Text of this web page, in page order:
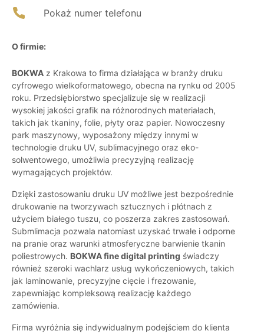
Pokaż numer telefonu
O firmie:
BOKWA z Krakowa to firma działająca w branży druku
cyfrowego wielkoformatowego, obecna na rynku od 2005
roku. Przedsiębiorstwo specjalizuje się w realizacji
wysokiej jakości grafik na różnorodnych materiałach,
takich jak tkaniny, folie, płyty oraz papier. Nowoczesny
park maszynowy, wyposażony między innymi w
technologie druku UV, sublimacyjnego oraz eko-
solwentowego, umożliwia precyzyjną realizację
wymagających projektów.
Dzięki zastosowaniu druku UV możliwe jest bezpośrednie
drukowanie na tworzywach sztucznych i płótnach z
użyciem białego tuszu, co poszerza zakres zastosowań.
Submlimacja pozwala natomiast uzyskać trwałe i odporne
na pranie oraz warunki atmosferyczne barwienie tkanin
poliestrowych. BOKWA fine digital printing świadczy
również szeroki wachlarz usług wykończeniowych, takich
jak laminowanie, precyzyjne cięcie i frezowanie,
zapewniając kompleksową realizację każdego
zamówienia.
Firma wyróżnia się indywidualnym podejściem do klienta